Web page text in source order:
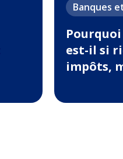
Banques
est-il si
impôts,